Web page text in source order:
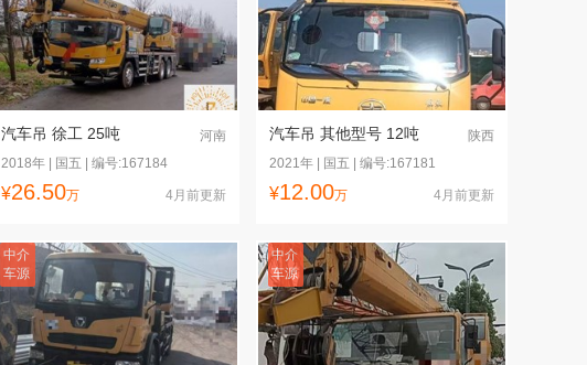
汽车吊 徐工 25吨
河南
2018年 | 国五 | 编号:167184
¥26.50万 4月前更新
汽车吊 其他型号 12吨
陕西
2021年 | 国五 | 编号:167181
¥12.00万 4月前更新
中介
车源
中介
车源